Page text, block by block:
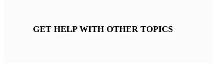
GET HELP WITH OTHER TOPICS